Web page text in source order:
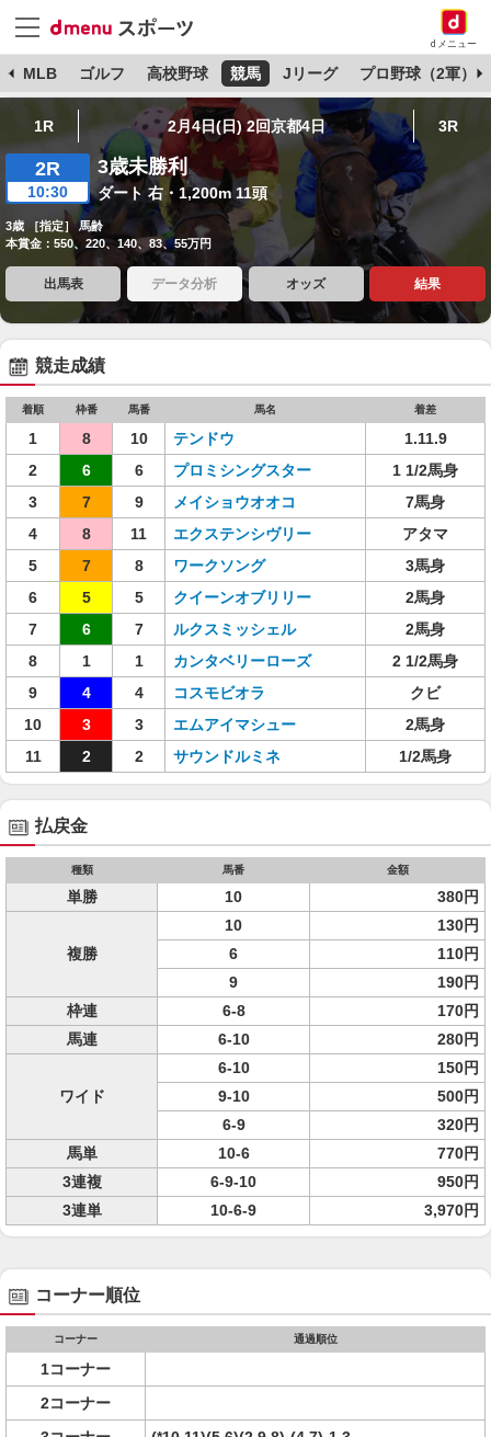
dメニュー
MLB ゴルフ 高校野球 競馬 Jリーグ プロ野球（2軍）
1R 2月4日(日) 2回京都4日 3R
2R
10:30
3歳未勝利
ダート 右・1,200m 11頭
3歳 ［指定］ 馬齢
本賞金：550、220、140、83、55万円
出馬表 データ分析 オッズ 結果
競走成績
着順 枠番 馬番 馬名 着差
1 8 10 テンドウ
1.11.9
2
6 6 プロミシングスター
1 1/2馬身
3
7 9 メイショウオオコ
7馬身
4
8 11 エクステンシヴリー
アタマ
5
7 8 ワークソング
3馬身
6
5 5 クイーンオブリリー
2馬身
7
6 7 ルクスミッシェル
2馬身
8
1 1 カンタベリーローズ
2 1/2馬身
9
4 4 コスモビオラ
クビ
10
3 3 エムアイマシュー
2馬身
11
2 2 サウンドルミネ 1/2馬身
払戻金
種類 馬番 金額
単勝 10 380円
複勝
10
130円
6
110円
9
190円
枠連
6-8
170円
馬連
6-10 280円
ワイド
6-10
150円
9-10
500円
6-9
320円
馬単
10-6
770円
3連複
6-9-10
950円
3連単
10-6-9 3,970円
コーナー順位
コーナー 通過順位
1コーナー
2コーナー